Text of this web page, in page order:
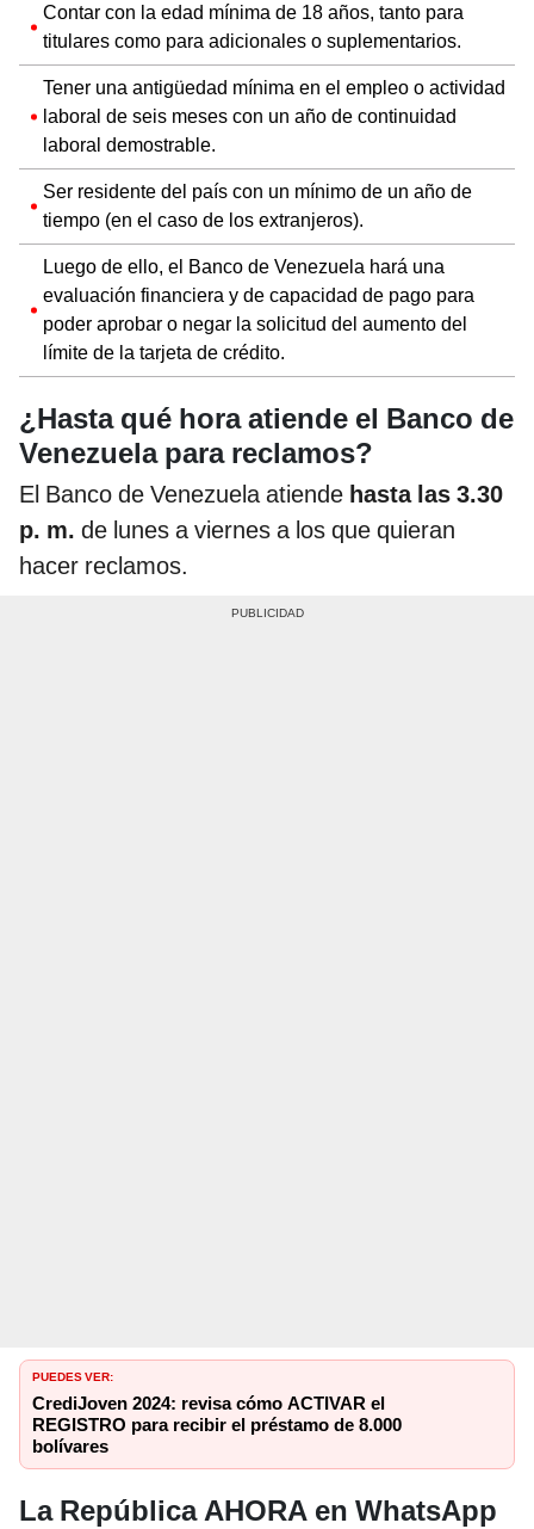
Contar con la edad mínima de 18 años, tanto para
titulares como para adicionales o suplementarios.
Tener una antigüedad mínima en el empleo o actividad
laboral de seis meses con un año de continuidad
laboral demostrable.
Ser residente del país con un mínimo de un año de
tiempo (en el caso de los extranjeros).
Luego de ello, el Banco de Venezuela hará una
evaluación financiera y de capacidad de pago para
poder aprobar o negar la solicitud del aumento del
límite de la tarjeta de crédito.
¿Hasta qué hora atiende el Banco de
Venezuela para reclamos?
El Banco de Venezuela atiende hasta las 3.30
p. m. de lunes a viernes a los que quieran
hacer reclamos.
PUEDES VER:
CrediJoven 2024: revisa cómo ACTIVAR el
REGISTRO para recibir el préstamo de 8.000
bolívares
La República AHORA en WhatsApp